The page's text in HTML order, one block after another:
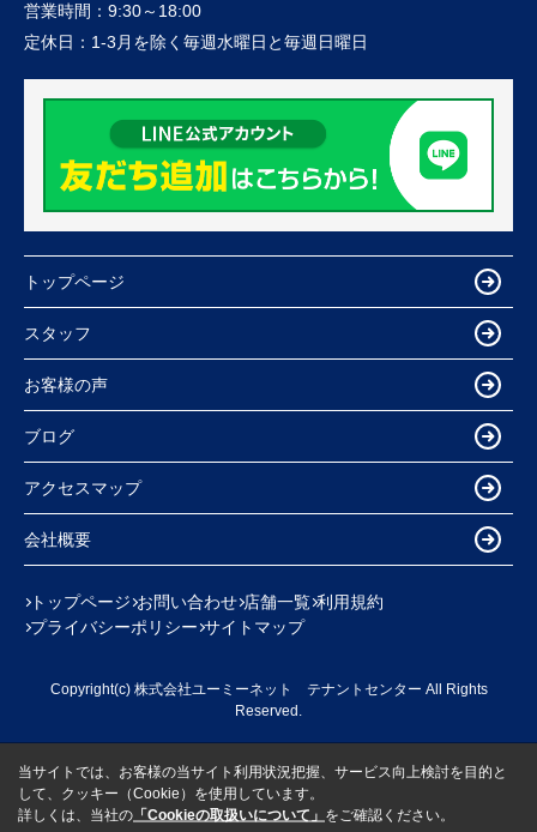
営業時間： 9:30～18:00
定休日： 1-3月を除く毎週水曜日と毎週日曜日
トップページ
スタッフ
お客様の声
ブログ
アクセスマップ
会社概要
トップページ お問い合わせ 店舗一覧 利用規約
プライバシーポリシー サイトマップ
Copyright(c) 株式会社ユーミーネット テナントセンター All Rights
Reserved.
当サイトでは、お客様の当サイト利用状況把握、サービス向上検討を目的と
して、クッキー（Cookie）を使用しています。
詳しくは、当社の 「Cookieの取扱いについて」 をご確認ください。